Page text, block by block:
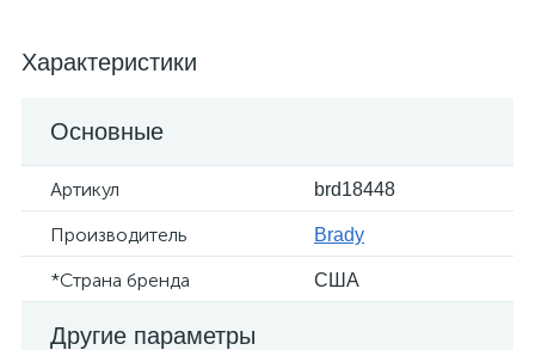
Характеристики
Основные
Артикул brd18448
Производитель Brady
*Страна бренда США
Другие параметры